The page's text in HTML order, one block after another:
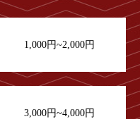
1,000円~2,000円
3,000円~4,000円